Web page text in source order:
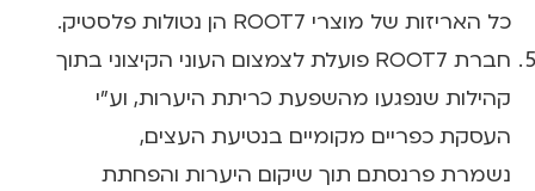
כל האריזות של מוצרי ROOT7 הן נטולות פלסטיק.
חברת ROOT7 פועלת לצמצום העוני הקיצוני בתוך
קהילות שנפגעו מהשפעת כריתת היערות, וע"י
העסקת כפריים מקומיים בנטיעת העצים,
נשמרת פרנסתם תוך שיקום היערות והפחתת